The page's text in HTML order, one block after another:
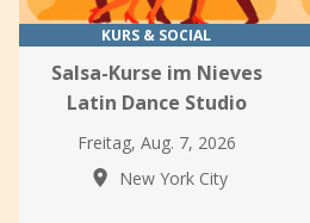
KURS & SOCIAL
Salsa-Kurse im Nieves
Latin Dance Studio
Freitag, Aug. 7, 2026
New York City